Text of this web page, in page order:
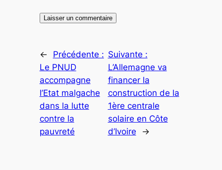
←
Précédente :
Le PNUD
accompagne
l’Etat malgache
dans la lutte
contre la
pauvreté
Suivante :
L’Allemagne va
financer la
construction de la
1ère centrale
solaire en Côte
d’Ivoire
→